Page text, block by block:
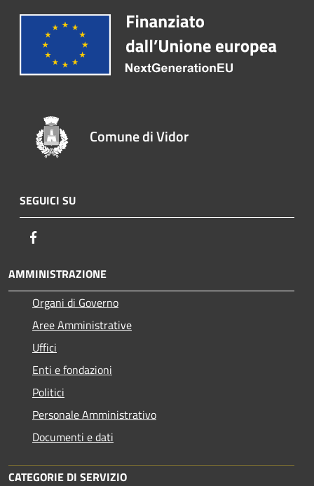
Comune di Vidor
SEGUICI SU
AMMINISTRAZIONE
Organi di Governo
Aree Amministrative
Uffici
Enti e fondazioni
Politici
Personale Amministrativo
Documenti e dati
CATEGORIE DI SERVIZIO